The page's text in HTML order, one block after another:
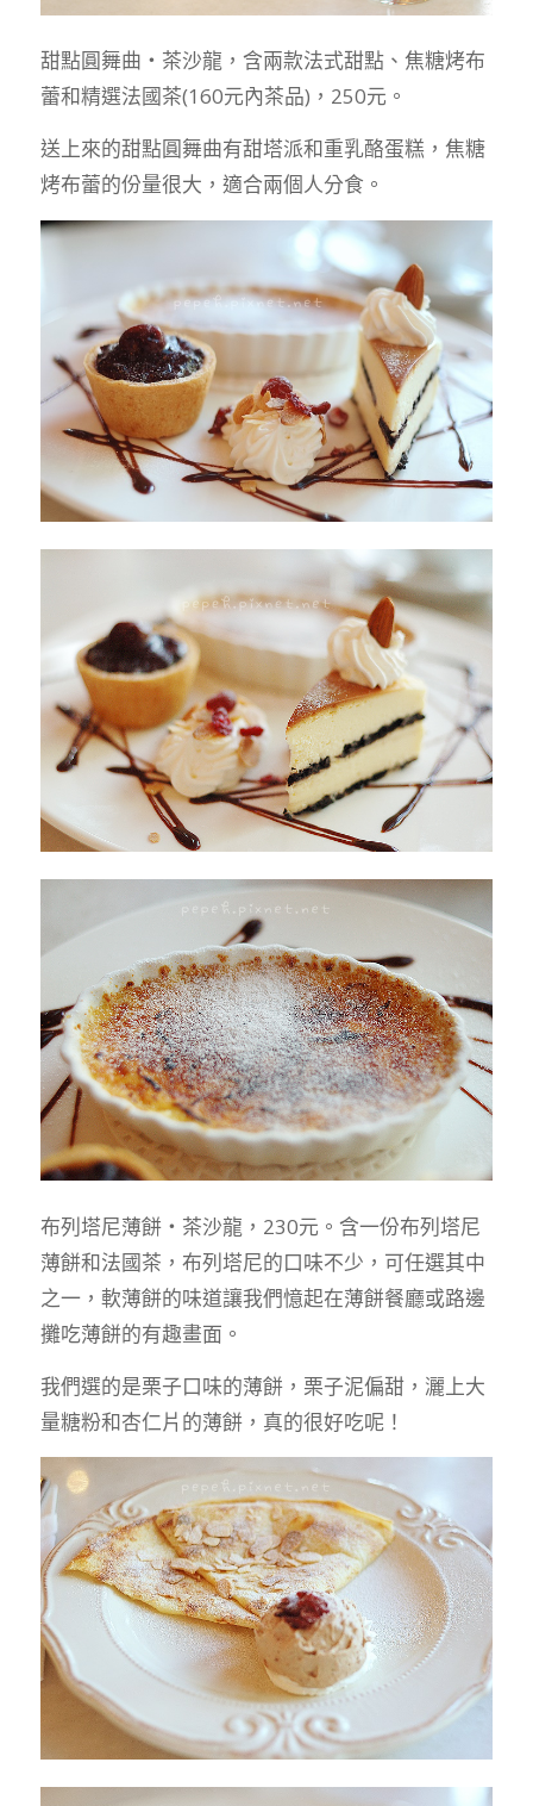
甜點圓舞曲‧茶沙龍，含兩款法式甜點、焦糖烤布
蕾和精選法國茶(160元內茶品)，250元。
送上來的甜點圓舞曲有甜塔派和重乳酪蛋糕，焦糖
烤布蕾的份量很大，適合兩個人分食。
布列塔尼薄餅‧茶沙龍，230元。含一份布列塔尼
薄餅和法國茶，布列塔尼的口味不少，可任選其中
之一，軟薄餅的味道讓我們憶起在薄餅餐廳或路邊
攤吃薄餅的有趣畫面。
我們選的是栗子口味的薄餅，栗子泥偏甜，灑上大
量糖粉和杏仁片的薄餅，真的很好吃呢！